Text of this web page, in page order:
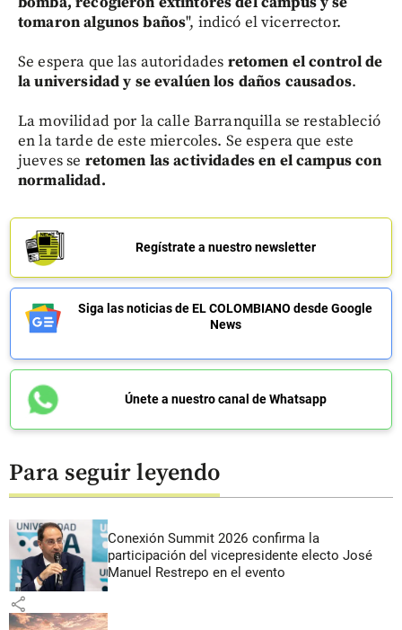
tomaron algunos baños", indicó el vicerrector.
Se espera que las autoridades retomen el control de
la universidad y se evalúen los daños causados.
La movilidad por la calle Barranquilla se restableció
en la tarde de este miercoles. Se espera que este
jueves se retomen las actividades en el campus con
normalidad.
Regístrate a nuestro newsletter
Siga las noticias de EL COLOMBIANO desde Google
News
Únete a nuestro canal de Whatsapp
Para seguir leyendo
Conexión Summit 2026 confirma la
participación del vicepresidente electo José
Manuel Restrepo en el evento
share